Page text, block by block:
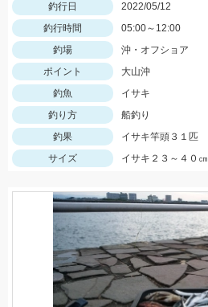
釣行日
2022/05/12
釣行時間
05:00～12:00
釣場
沖・オフショア
ポイント
大山沖
釣魚
イサキ
釣り方
船釣り
釣果
イサキ竿頭３１匹
サイズ
イサキ２３～４０㎝